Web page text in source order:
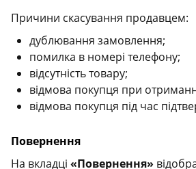
Причини скасування продавцем:
дублювання замовлення;
помилка в номері телефону;
відсутність товару;
відмова покупця при
відмова покупця під час
Повернення
На вкладці «Повернення»